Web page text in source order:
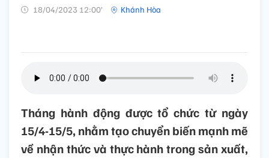
18/04/2023 12:00’ Khánh Hòa
Tháng hành động được tổ chức từ ngày
15/4-15/5, nhằm tạo chuyển biến mạnh mẽ
về nhận thức và thực hành trong sản xuất,